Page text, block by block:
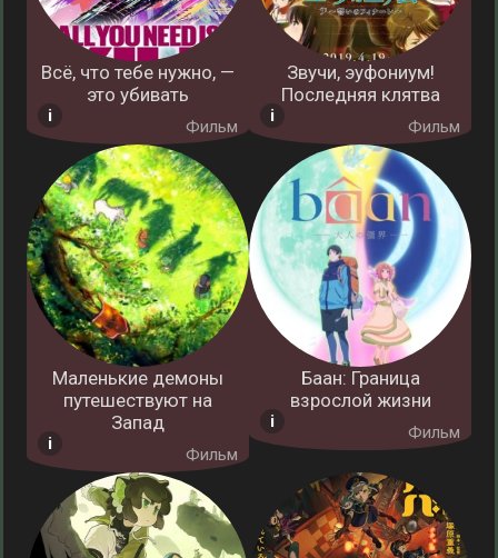
Всё, что тебе нужно, —
это убивать
Фильм
Звучи, эуфониум!
Последняя клятва
Фильм
Маленькие демоны
путешествуют на
Запад
Фильм
Баан: Граница
взрослой жизни
Фильм